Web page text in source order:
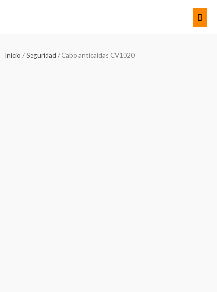
Inicio /Seguridad / Cabo anticaídas CV1020